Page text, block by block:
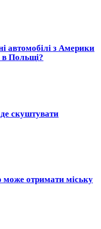
автомобілі з Америки
в Польщі?
скуштувати
може отримати міську